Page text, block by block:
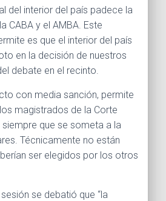
del interior del país padece la
CABA y el AMBA. Este
es que el interior del país
en la decisión de nuestros
debate en el recinto.
con media sanción, permite
magistrados de la Corte
siempre que se someta a la
Técnicamente no están
ser elegidos por los otros
se debatió que “la